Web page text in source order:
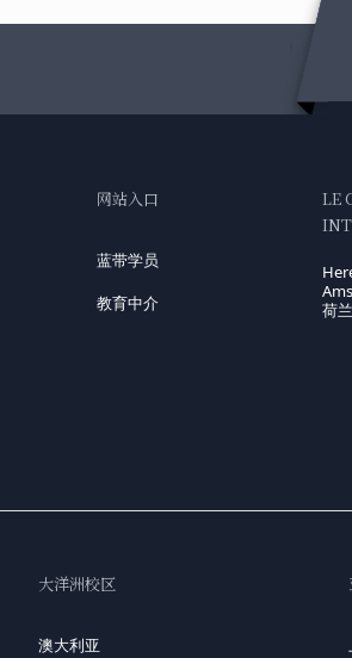
网站入口
蓝带学员
教育中介
LE
荷兰
大洋洲校区
澳大利亚